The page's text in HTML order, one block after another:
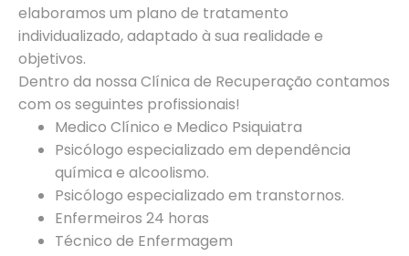
elaboramos um plano de tratamento
individualizado, adaptado à sua realidade e
objetivos.
Dentro da nossa Clínica de Recuperação contamos
com os seguintes profissionais!
Medico Clínico e Medico Psiquiatra
Psicólogo especializado em dependência
química e alcoolismo.
Psicólogo especializado em transtornos.
Enfermeiros 24 horas
Técnico de Enfermagem